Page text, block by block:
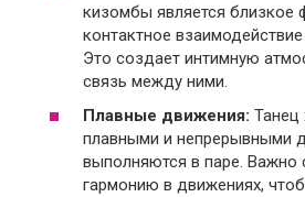
кизомбы является близкое
контактное
Это создает интимную
связь между ними.
Плавные движения: Танец
плавными и непрерывными
выполняются в паре. Важно
гармонию в движениях,